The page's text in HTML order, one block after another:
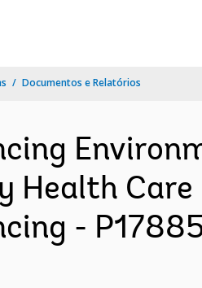
Documentos e Relatórios
Health
-